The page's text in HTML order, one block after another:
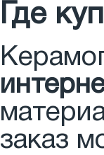
Где
заказ